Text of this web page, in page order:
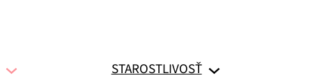
STAROSTLIVOSŤ